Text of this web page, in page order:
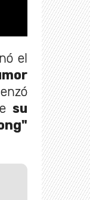
el
su